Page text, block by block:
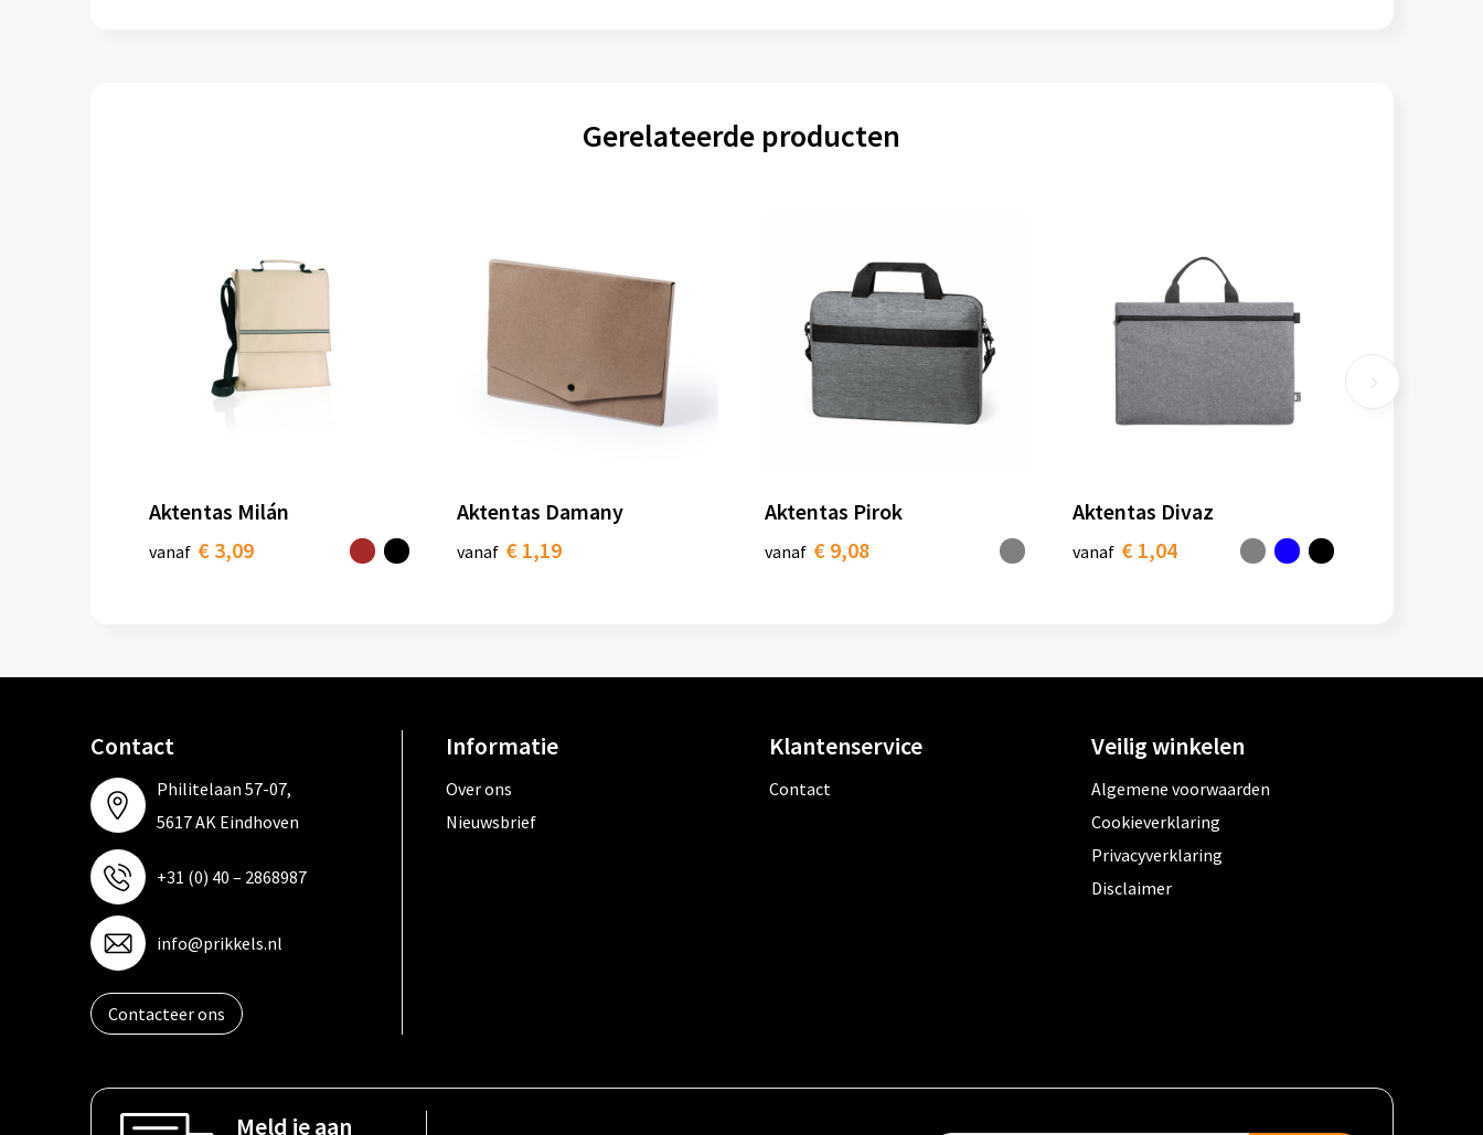
Gerelateerde producten
Aktentas Milán
vanaf € 3,09
Aktentas Damany
vanaf € 1,19
Aktentas Pirok
vanaf € 9,08
Aktentas Divaz
vanaf € 1,04
Contact
Philitelaan 57-07,
5617 AK Eindhoven
+31 (0) 40 – 2868987
info@prikkels.nl
Contacteer ons
Informatie
Over ons
Nieuwsbrief
Klantenservice
Contact
Veilig winkelen
Algemene voorwaarden
Cookieverklaring
Privacyverklaring
Disclaimer
Meld je aan